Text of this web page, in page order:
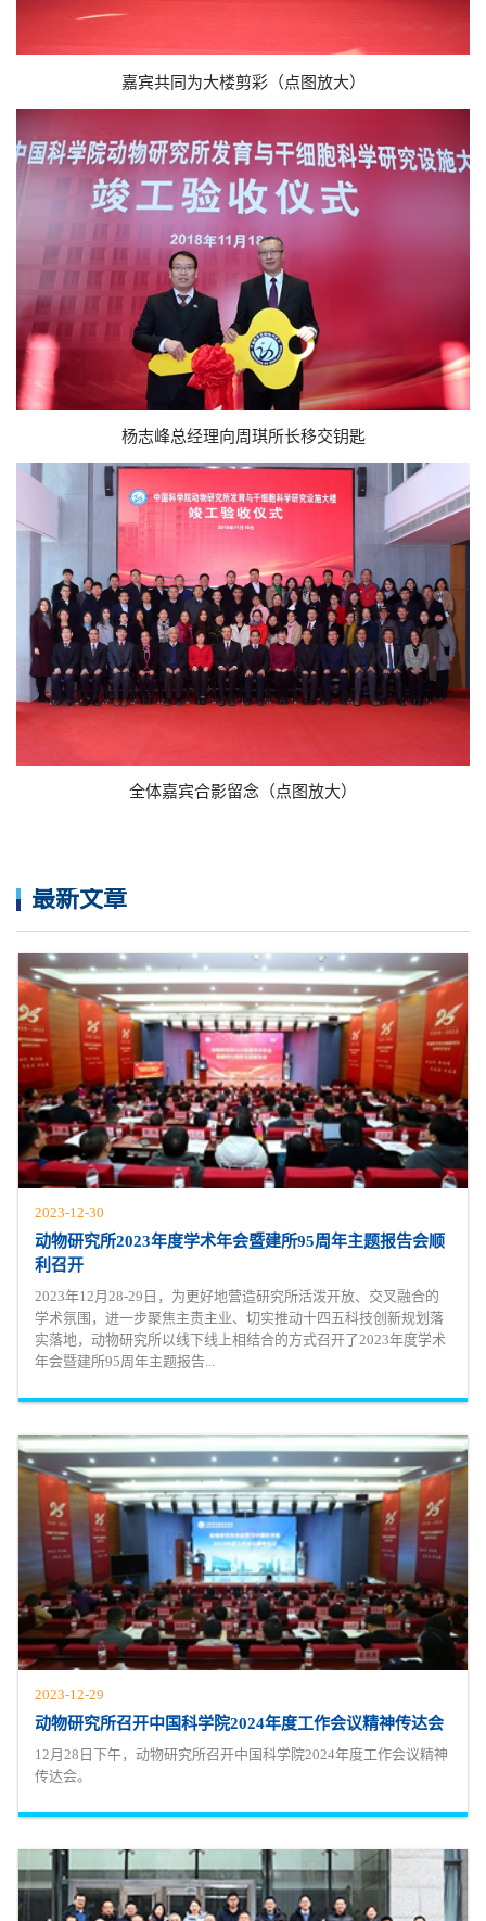
嘉宾共同为大楼剪彩（点图放大）
杨志峰总经理向周琪所长移交钥匙
全体嘉宾合影留念（点图放大）
最新文章
2023-12-30
动物研究所2023年度学术年会暨建所95周年主题报告会顺
利召开
2023年12月28-29日，为更好地营造研究所活泼开放、交叉融合的
学术氛围，进一步聚焦主责主业、切实推动十四五科技创新规划落
实落地，动物研究所以线下线上相结合的方式召开了2023年度学术
年会暨建所95周年主题报告...
2023-12-29
动物研究所召开中国科学院2024年度工作会议精神传达会
12月28日下午，动物研究所召开中国科学院2024年度工作会议精神
传达会。